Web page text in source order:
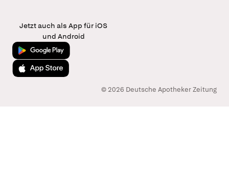
Jetzt auch als App für iOS
und Android
Jetzt bei Google Play
Laden im App Store
© 2026 Deutsche Apotheker Zeitung